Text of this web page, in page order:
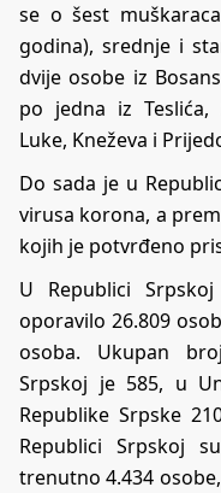
se o šest
godina), srednje i
dvije osobe iz
po jedna iz Teslića,
Luke, Kneževa i
Do sada je u
virusa korona, a
kojih je potvrđeno
U Republici
oporavilo 26.809
osoba. Ukupan
Srpskoj je 585, u
Republike Srpske
Republici Srpskoj
trenutno 4.434